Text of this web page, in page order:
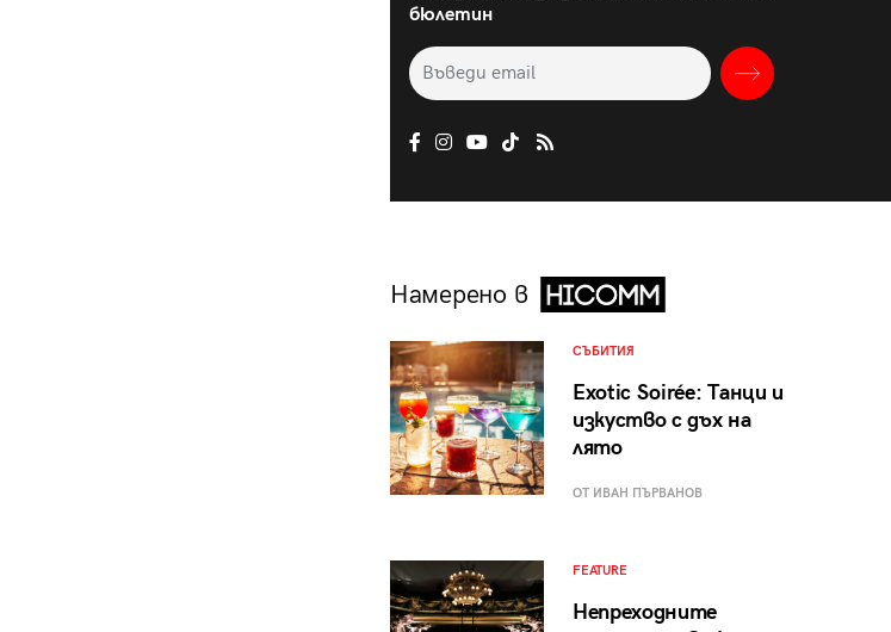
бюлетин
Намерено в
СЪБИТИЯ
Exotic Soirée: Танци и
изкуство с дъх на
лято
ОТ ИВАН ПЪРВАНОВ
FEATURE
Непреходните